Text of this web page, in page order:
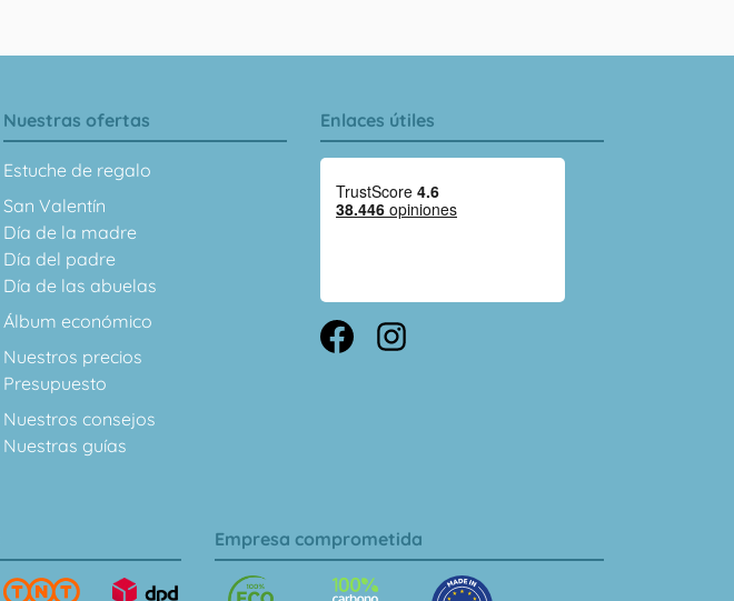
Nuestras ofertas
Estuche de regalo
San Valentín
Día de la madre
Día del padre
Día de las abuelas
Álbum económico
Nuestros precios
Presupuesto
Nuestros consejos
Nuestras guías
Enlaces útiles
Empresa comprometida